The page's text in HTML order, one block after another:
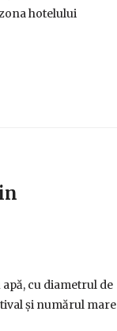
hotelului
cu diametrul de
și numărul mare